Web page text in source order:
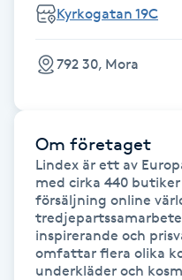
Fibromassage
Fillers
Fotmassage
Fotsvamp
Fotvård
Fransar
Kyrkogatan 19C
792 30, Mora
Om företaget
Lindex är ett av
med cirka 440
försäljning online
inspirerande och
omfattar flera olika
underkläder och